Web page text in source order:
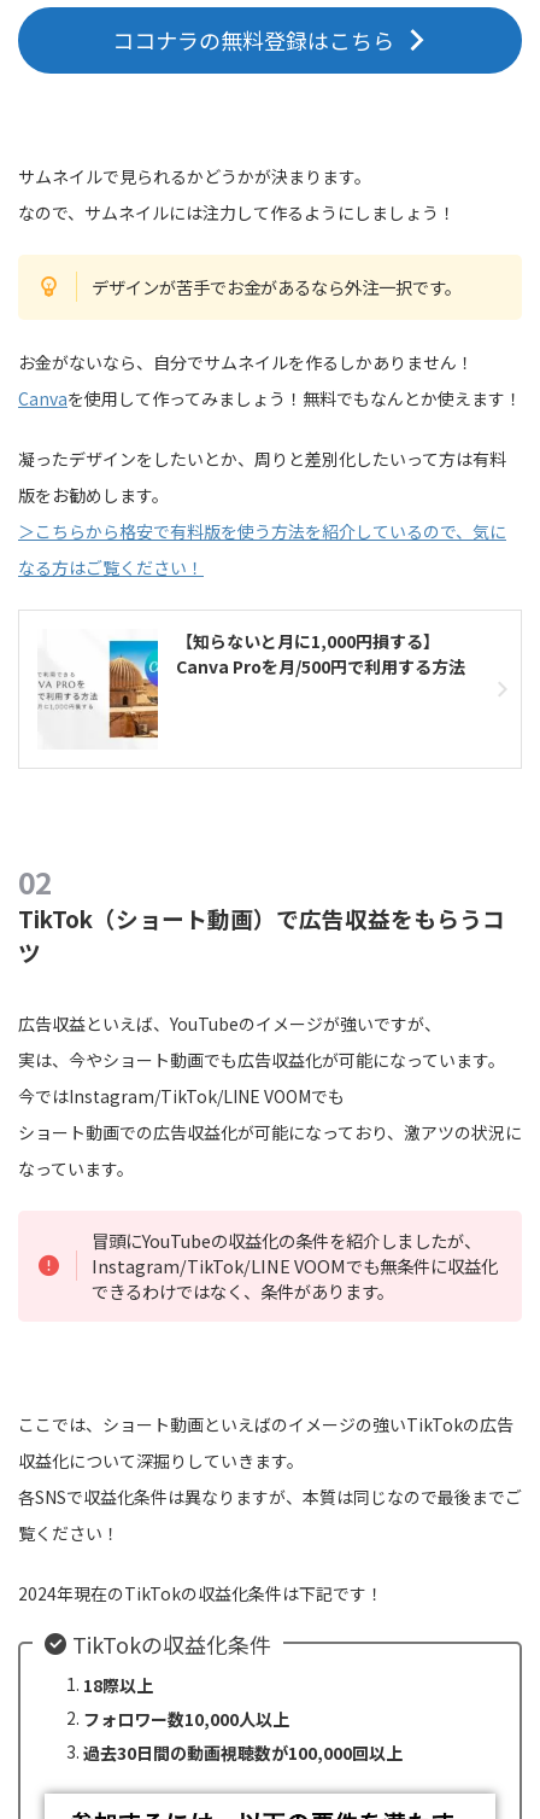
ココナラの無料登録はこちら
サムネイルで見られるかどうかが決まります。
なので、サムネイルには注力して作るようにしましょう！
デザインが苦手でお金があるなら外注一択です。
お金がないなら、自分でサムネイルを作るしかありません！
Canvaを使用して作ってみましょう！無料でもなんとか使えます！
凝ったデザインをしたいとか、周りと差別化したいって方は有料
版をお勧めします。
＞こちらから格安で有料版を使う方法を紹介しているので、気に
なる方はご覧ください！
【知らないと月に1,000円損する】
Canva Proを月/500円で利用する方法
TikTok（ショート動画）で広告収益をもらうコ
ツ
広告収益といえば、YouTubeのイメージが強いですが、
実は、今やショート動画でも広告収益化が可能になっています。
今ではInstagram/TikTok/LINE VOOMでも
ショート動画での広告収益化が可能になっており、激アツの状況に
なっています。
冒頭にYouTubeの収益化の条件を紹介しましたが、
Instagram/TikTok/LINE VOOMでも無条件に収益化
できるわけではなく、条件があります。
ここでは、ショート動画といえばのイメージの強いTikTokの広告
収益化について深掘りしていきます。
各SNSで収益化条件は異なりますが、本質は同じなので最後までご
覧ください！
2024年現在のTikTokの収益化条件は下記です！
TikTokの収益化条件
18際以上
フォロワー数10,000人以上
過去30日間の動画視聴数が100,000回以上